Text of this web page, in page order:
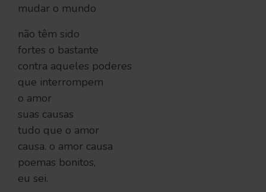
mudar o mundo
não têm sido
fortes o bastante
contra aqueles poderes
que interrompem
o amor
suas causas
tudo que o amor
causa. o amor causa
poemas bonitos,
eu sei.